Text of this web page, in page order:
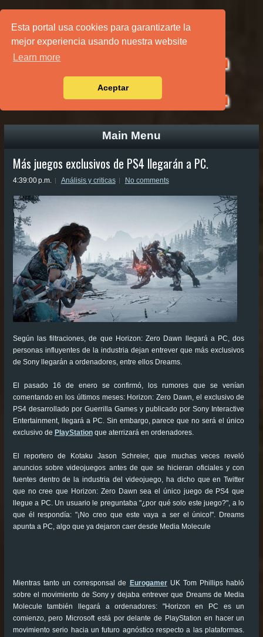
Esta portal usa cookies para garantizarte la
mejor experiencia usando nuestra website
Learn more
Aceptar
PÁGINA PRINCIPAL
Main Menu
Más juegos exclusivos de PS4 llegarán a PC.
4:39:00 p.m. Análisis y criticas No comments
Según las filtraciones, de que Horizon: Zero Dawn llegará a PC, dos
personas influyentes de la industria dejan entrever que más exclusivos
de Sony llegarán a ordenadores, entre ellos Dreams.
El pasado 16 de enero se confirmó, los rumores que se venían
comentando en los últimos meses: Horizon: Zero Dawn, el exclusivo de
PS4 desarrollado por Guerrilla Games y publicado por Sony Interactive
Entertainment, llegará a PC. Sin embargo, parece que no será el único
exclusivo de PlayStationque aterrizará en ordenadores.
El reportero de Kotaku Jason Schreier, que muchas veces reveló
anuncios sobre videojuegos antes de que se hicieran oficiales y con
fuentes dentro de la industria del videojuego, ha dicho que en Twitter
que no cree que Horizon: Zero Dawn sea el único juego de PS4 que
llegue a PC. Un usuario le preguntaba "¿por qué solo este juego?", a lo
que él respondía: "¡No creo que este vaya a ser el único!". Dreams
apunta a PC, algo que ya dejaron caer desde Media Molecule
Mientras tanto un corresponsal de EurogamerUK Tom Phillips habló
sobre el movimiento de Sony y dejaba entrever que Dreams de Media
Molecule también llegará a ordenadores: "Horizon en PC es un
comienzo, pero Microsoft está por delante de PlayStation en hacer un
movimiento serio hacia un futuro agnóstico respecto a las plataformas.